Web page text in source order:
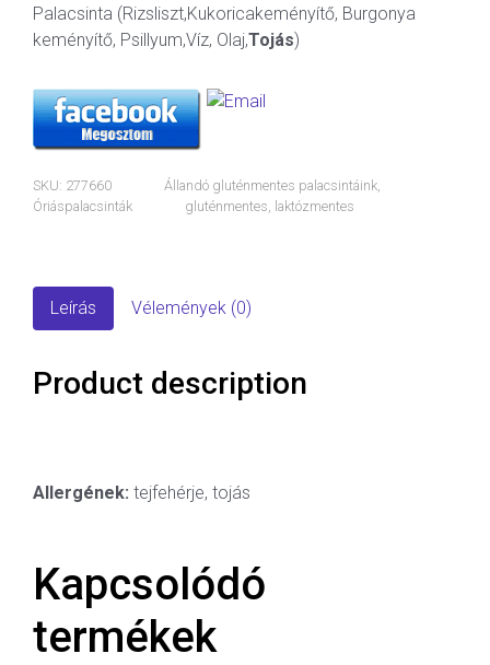
Palacsinta (Rizsliszt,Kukoricakeményítő, Burgonya
keményítő, Psillyum,Víz, Olaj,Tojás)
SKU: 277660 Állandó gluténmentes palacsintáink,
Óriáspalacsinták
gluténmentes, laktózmentes
Leírás Vélemények (0)
Product description
Allergének: tejfehérje, tojás
Kapcsolódó
termékek